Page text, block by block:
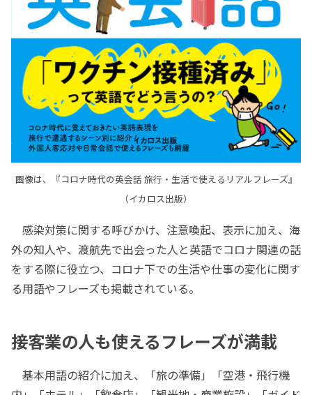
画像は、『コロナ時代の英会話 旅行・生活で使えるリアルフレーズ』
（イカロス出版）
感染対策に関する呼びかけ、注意喚起、表示に加え、海
外の知人や、渡航先で出会った人と英語でコロナ関連の話
をする際に役立つ、コロナ下での生活や仕事の変化に関す
る用語やフレーズも掲載されている。
接客業の人も使えるフレーズが満載
基本用語の紹介に加え、「旅の準備」「空港・飛行機